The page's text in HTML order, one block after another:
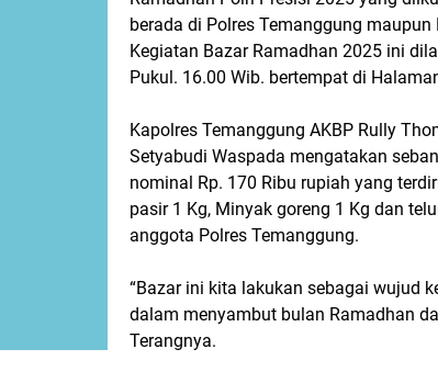
berada di Polres Temanggung
Kegiatan Bazar Ramadhan 2025 ini
Pukul. 16.00 Wib. bertempat di
Kapolres Temanggung AKBP Rully
Setyabudi Waspada mengatakan
nominal Rp. 170 Ribu rupiah yang
pasir 1 Kg, Minyak goreng 1 Kg dan
anggota Polres Temanggung.
“Bazar ini kita lakukan sebagai wujud
dalam menyambut bulan Ramadhan
Terangnya.